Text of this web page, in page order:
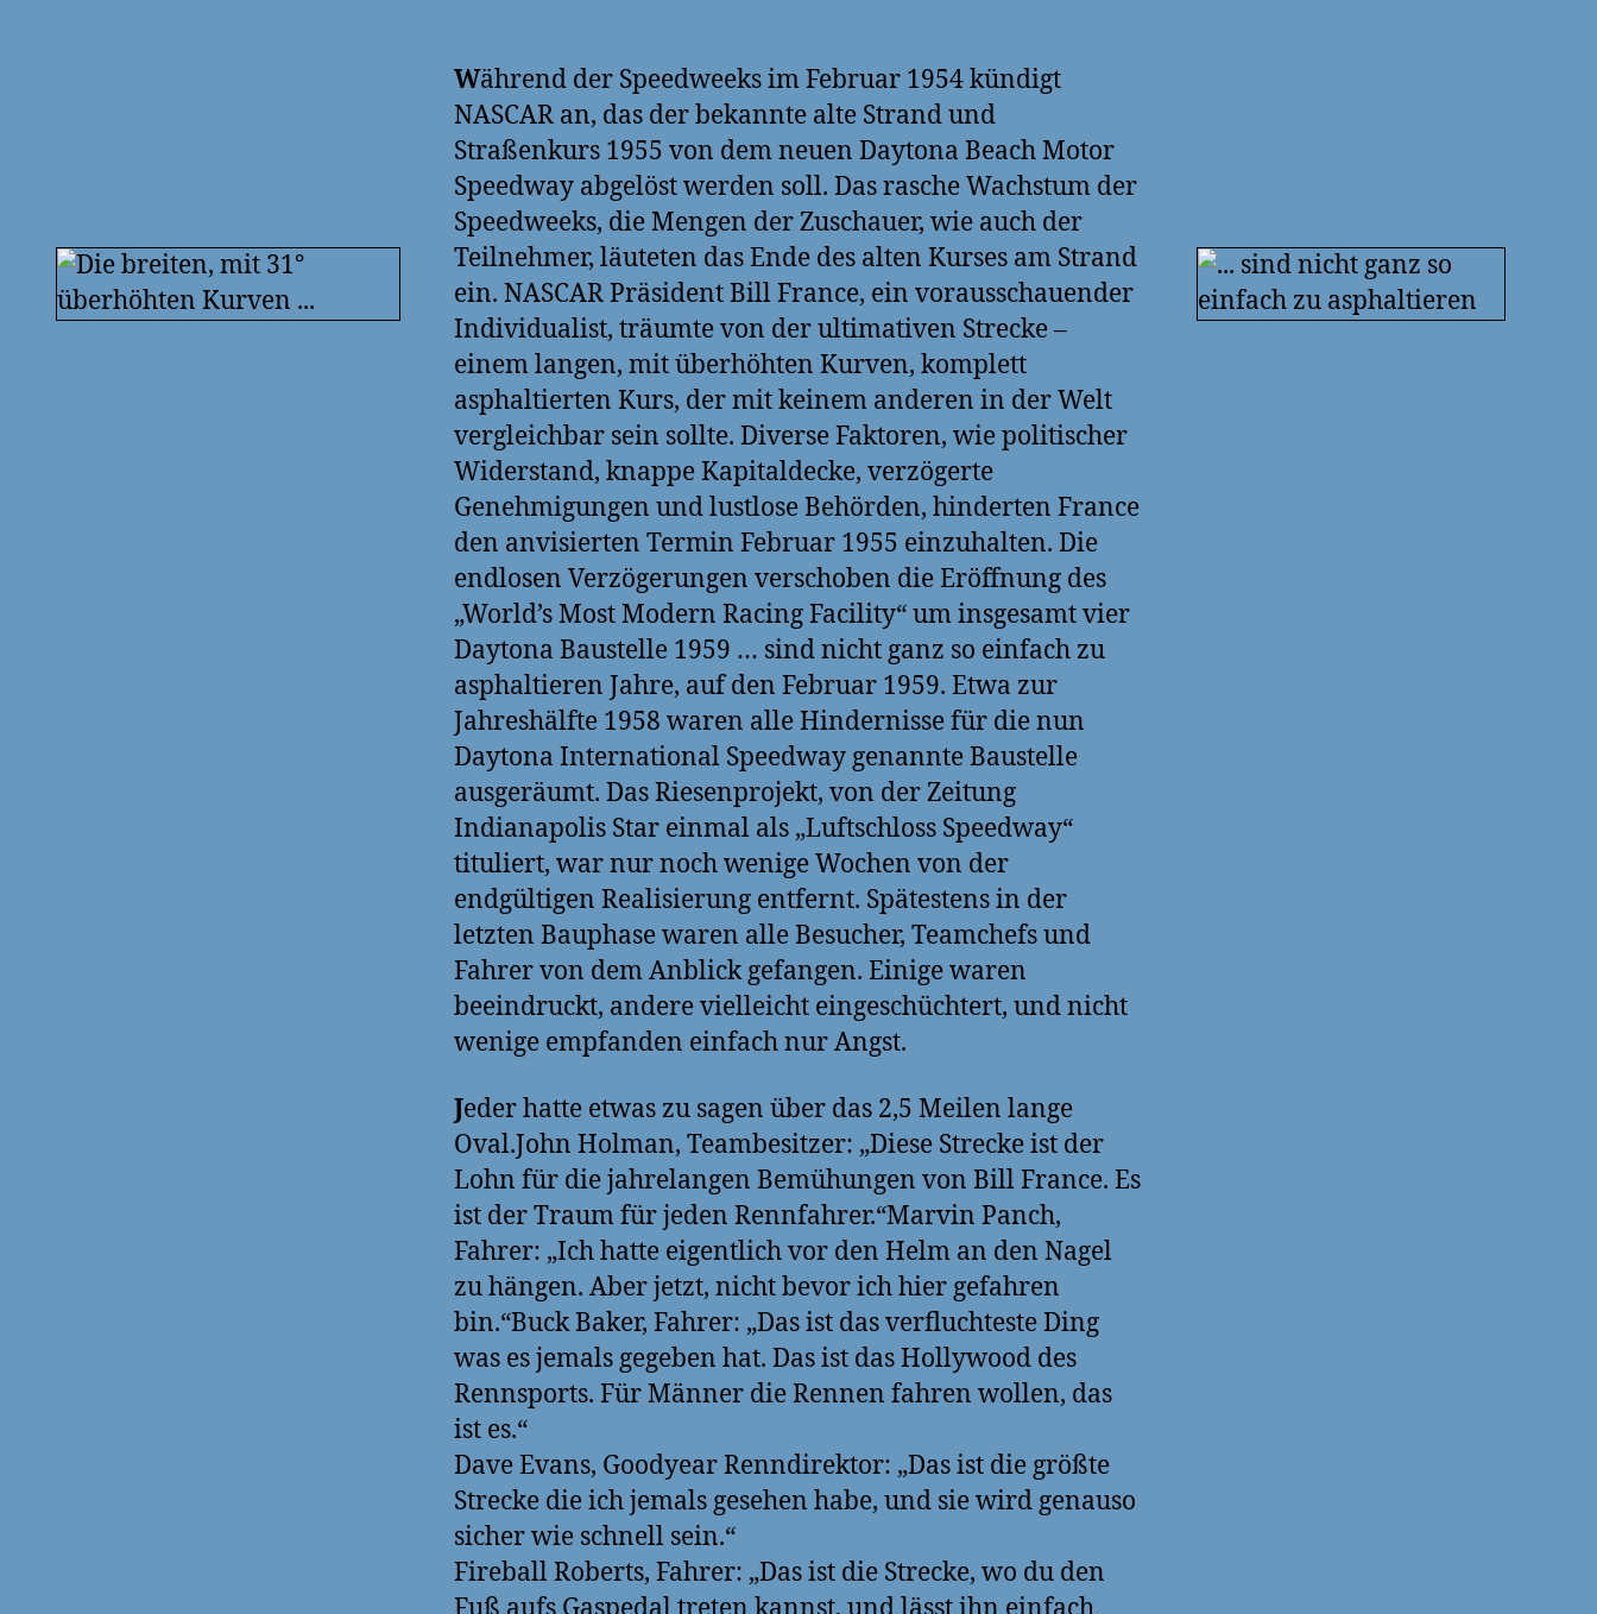
Während der Speedweeks im Februar 1954 kündigt
NASCAR an, das der bekannte alte Strand und
Straßenkurs 1955 von dem neuen Daytona Beach Motor
Speedway abgelöst werden soll. Das rasche Wachstum der
Speedweeks, die Mengen derZuschauer, wie auch der
Teilnehmer, läuteten das Ende des alten Kurses am Strand
ein. NASCAR Präsident Bill France, ein vorausschauender
Individualist, träumte von der ultimativen Strecke –
einem langen, mit überhöhten Kurven, komplett
asphaltierten Kurs, der mit keinem anderen in der Welt
vergleichbar sein sollte. Diverse Faktoren, wie politischer
Widerstand, knappe Kapitaldecke, verzögerte
Genehmigungen und lustlose Behörden, hinderten France
den anvisierten Termin Februar 1955 einzuhalten. Die
endlosen Verzögerungen verschoben die Eröffnung des
„World’s Most Modern Racing Facility“ um insgesamt vier
Daytona Baustelle 1959 … sind nicht ganz so einfach zu
asphaltieren Jahre, auf den Februar 1959. Etwa zur
Jahreshälfte 1958 waren alle Hindernisse für die nun
Daytona International Speedway genannte Baustelle
ausgeräumt. Das Riesenprojekt, von der Zeitung
Indianapolis Star einmal als „Luftschloss Speedway“
tituliert, war nur noch wenige Wochen von der
endgültigen Realisierung entfernt. Spätestens in der
letzten Bauphase waren alle Besucher, Teamchefs und
Fahrer von dem Anblick gefangen. Einige waren
beeindruckt, andere vielleicht eingeschüchtert, und nicht
wenige empfanden einfach nur Angst.
Jeder hatte etwas zu sagen über das 2,5 Meilen lange
Oval.John Holman, Teambesitzer: „Diese Strecke ist der
Lohn für die jahrelangen Bemühungen von Bill France. Es
ist der Traum für jeden Rennfahrer.“Marvin Panch,
Fahrer: „Ich hatte eigentlich vor den Helm an den Nagel
zu hängen. Aber jetzt, nicht bevor ich hier gefahren
bin.“Buck Baker, Fahrer: „Das ist das verfluchteste Ding
was es jemals gegeben hat. Das ist das Hollywood des
Rennsports. Für Männer die Rennen fahren wollen, das
ist es.“
Dave Evans, Goodyear Renndirektor: „Das ist die größte
Strecke die ich jemals gesehen habe, und sie wird genauso
sicher wie schnell sein.“
Fireball Roberts, Fahrer: „Das ist die Strecke, wo du den